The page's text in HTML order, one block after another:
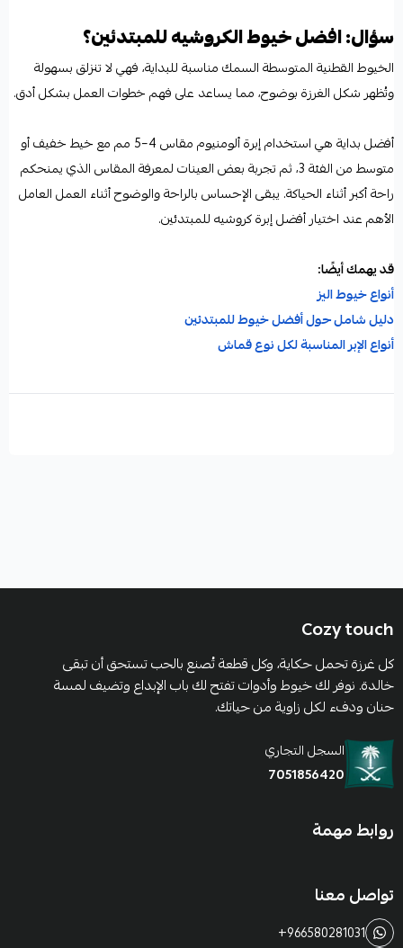
سؤال: افضل خيوط الكروشيه للمبتدئين؟
الخيوط القطنية المتوسطة السمك مناسبة للبداية، فهي لا تنزلق بسهولة
وتُظهر شكل الغرزة بوضوح، مما يساعد على فهم خطوات العمل بشكل أدق.
أفضل بداية هي استخدام إبرة ألومنيوم مقاس 4–5 مم مع خيط خفيف أو
متوسط من الفئة 3، ثم تجربة بعض العينات لمعرفة المقاس الذي يمنحكم
راحة أكبر أثناء الحياكة. يبقى الإحساس بالراحة والوضوح أثناء العمل العامل
الأهم عند اختيار أفضل إبرة كروشيه للمبتدئين.
قد يهمك أيضًا:
أنواع خيوط اليز
دليل شامل حول أفضل خيوط للمبتدئين
أنواع الإبر المناسبة لكل نوع قماش
Cozy touch
كل غرزة تحمل حكاية، وكل قطعة تُصنع بالحب تستحق أن تبقى
خالدة. نوفر لك خيوط وأدوات تفتح لك باب الإبداع وتضيف لمسة
حنان ودفء لكل زاوية من حياتك.
السجل التجاري
7051856420
روابط مهمة
تواصل معنا
+966580281031